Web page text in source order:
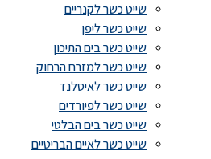
שייט כשר לקנריים
שייט כשר ליפן
שייט כשר בים התיכון
שייט כשר למזרח הרחוק
שייט כשר לאיסלנד
שייט כשר לפיורדים
שייט כשר בים הבלטי
שייט כשר לאיים הבריטיים